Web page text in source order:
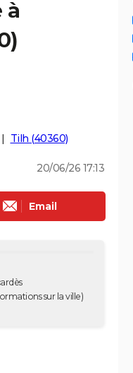
à
Tilh (40360)
20/06/26 17:13
Email
sur la ville)